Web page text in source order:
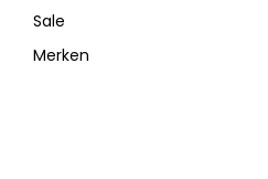
Sale
Merken